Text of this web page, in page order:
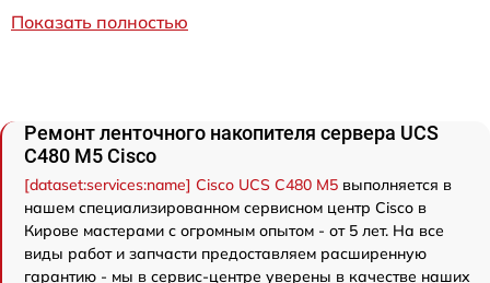
Показать полностью
Ремонт ленточного накопителя сервера UCS
C480 M5 Cisco
[dataset:services:name] Cisco UCS C480 M5 выполняется в
нашем специализированном сервисном центр Cisco в
Кирове мастерами с огромным опытом - от 5 лет. На все
виды работ и запчасти предоставляем расширенную
гарантию - мы в сервис-центре уверены в качестве наших